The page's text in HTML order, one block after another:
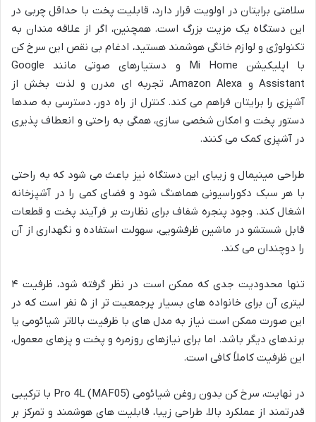
سلامتی برایتان در اولویت قرار دارد، قابلیت پخت با حداقل چربی در
این دستگاه یک مزیت بزرگ است. همچنین، اگر از علاقه مندان به
تکنولوژی و لوازم خانگی هوشمند هستید، ادغام بی نقص این سرخ کن
با اپلیکیشن Mi Home و دستیارهای صوتی مانند Google
Assistant و Amazon Alexa، تجربه ای مدرن و لذت بخش از
آشپزی را برایتان فراهم می کند. کنترل از راه دور، دسترسی به صدها
دستور پخت و امکان شخصی سازی، همگی به راحتی و انعطاف پذیری
در آشپزی کمک می کنند.
طراحی مینیمال و زیبای این دستگاه نیز باعث می شود که به راحتی
با هر سبک دکوراسیونی هماهنگ شود و فضای کمی را در آشپزخانه
اشغال کند. وجود پنجره شفاف برای نظارت بر فرآیند پخت و قطعات
قابل شستشو در ماشین ظرفشویی، سهولت استفاده و نگهداری از آن
را دوچندان می کند.
تنها محدودیت جدی که ممکن است در نظر گرفته شود، ظرفیت ۴
لیتری آن برای خانواده های بسیار پرجمعیت تر از ۵ نفر است که در
این صورت ممکن است نیاز به مدل های با ظرفیت بالاتر شیائومی یا
برندهای دیگر باشد. اما برای نیازهای روزمره و پخت و پزهای معمول،
این ظرفیت کاملاً کافی است.
در نهایت، سرخ کن بدون روغن شیائومی Pro 4L (MAF05) با ترکیبی
قدرتمند از عملکرد بالا، طراحی زیبا، قابلیت های هوشمند و تمرکز بر